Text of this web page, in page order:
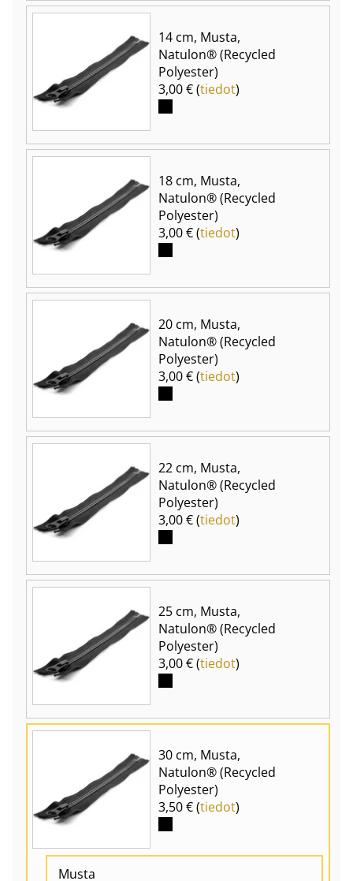
14 cm, Musta,
Natulon® (Recycled
Polyester)
3,00 € (tiedot)
18 cm, Musta,
Natulon® (Recycled
Polyester)
3,00 € (tiedot)
20 cm, Musta,
Natulon® (Recycled
Polyester)
3,00 € (tiedot)
22 cm, Musta,
Natulon® (Recycled
Polyester)
3,00 € (tiedot)
25 cm, Musta,
Natulon® (Recycled
Polyester)
3,00 € (tiedot)
30 cm, Musta,
Natulon® (Recycled
Polyester)
3,50 € (tiedot)
Musta